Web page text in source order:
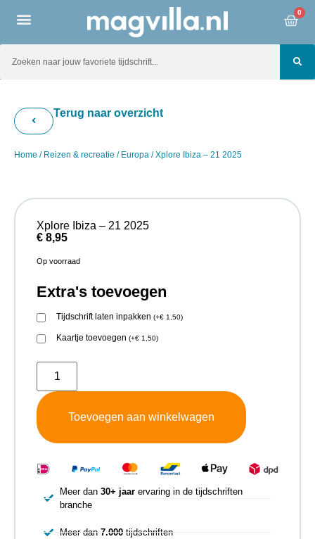
0
Terug naar overzicht
Home / Reizen & recreatie / Europa / Xplore Ibiza – 21 2025
Xplore Ibiza – 21 2025
€ 8,95
Op voorraad
Extra's toevoegen
Tijdschrift laten inpakken (+€ 1,50)
Kaartje toevoegen (+€ 1,50)
Toevoegen aan winkelwagen
Meer dan 30+ jaarervaring in de tijdschriften
branche
Meer dan 7.000tijdschriften